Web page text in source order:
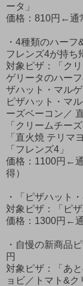
ータ」
価格：810円←通
・4種類のハー
フレンズ4が持ち
対象ピザ：「ク
ゲリータのハー
ザハット・マル
ピザハット・マ
ーズベーコン／
「クリームチー
「直火焼 テリマ
「フレンズ4」
価格：1100円←
得）
・「ピザハット
対象ピザ：「ピ
価格：1300円←
・自慢の新商品
円
対象ピザ：「あ
ョビ／トマト&ク